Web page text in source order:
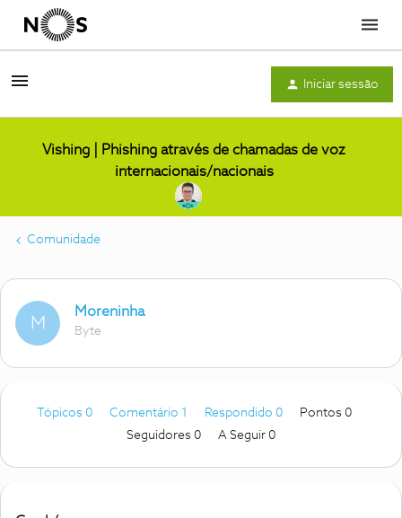
Menu
Iniciar sessão
Vishing | Phishing através de chamadas de voz
internacionais/nacionais
Comunidade
M
Moreninha
Byte
Tópicos 0 Comentário 1 Respondido 0
Pontos 0
Seguidores 0 A Seguir 0